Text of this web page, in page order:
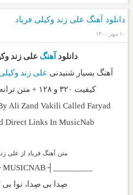
دانلود آهنگ علی زند وکیلی فریاد
۱۰ مهر ۱۴۰۰
دانلود آهنگ علی زند
آهنگ بسیار شنیدنی علی زند
کیفیت ۳۲۰ و ۱۲۸ + متن ترانه از
Ali Zand Vakili Called Faryad
Direct Links In MusicNab
متن آهنگ فریاد از علی
_________┤ MUSICNAB ├_________
صِدا بی صِدا، نوا بی